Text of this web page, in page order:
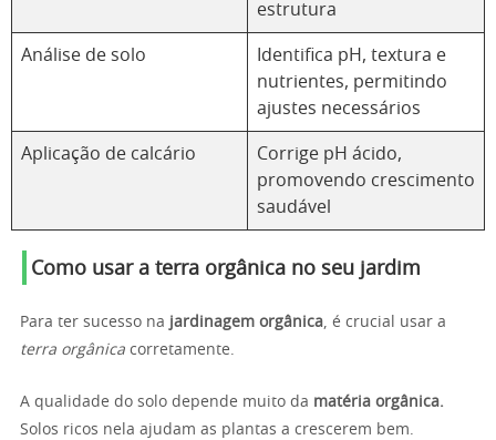
estrutura
Análise de solo
Identifica pH, textura e
nutrientes, permitindo
ajustes necessários
Aplicação de calcário
Corrige pH ácido,
promovendo crescimento
saudável
Como usar a terra orgânica no seu jardim
Para ter sucesso na jardinagem orgânica, é crucial usar a
terra orgânica corretamente.
A qualidade do solo depende muito da matéria orgânica.
Solos ricos nela ajudam as plantas a crescerem bem.